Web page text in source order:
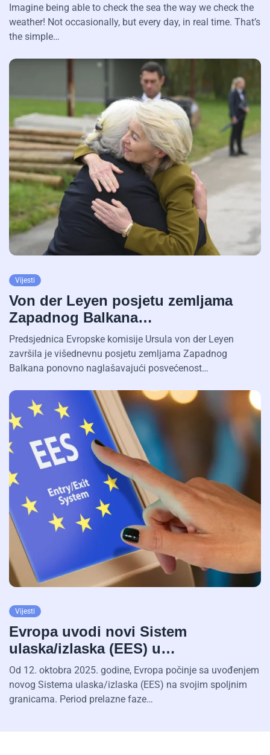
Imagine being able to check the sea the way we check the
weather! Not occasionally, but every day, in real time. That’s
the simple…
Vijesti
Von der Leyen posjetu zemljama
Zapadnog Balkana…
Predsjednica Evropske komisije Ursula von der Leyen
završila je višednevnu posjetu zemljama Zapadnog
Balkana ponovno naglašavajući posvećenost…
Vijesti
Evropa uvodi novi Sistem
ulaska/izlaska (EES) u…
Od 12. oktobra 2025. godine, Evropa počinje sa uvođenjem
novog Sistema ulaska/izlaska (EES) na svojim spoljnim
granicama. Period prelazne faze…